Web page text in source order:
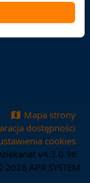
Mapa strony
dostępności
cookies
v4.3.0.96
2026 APR SYSTEM